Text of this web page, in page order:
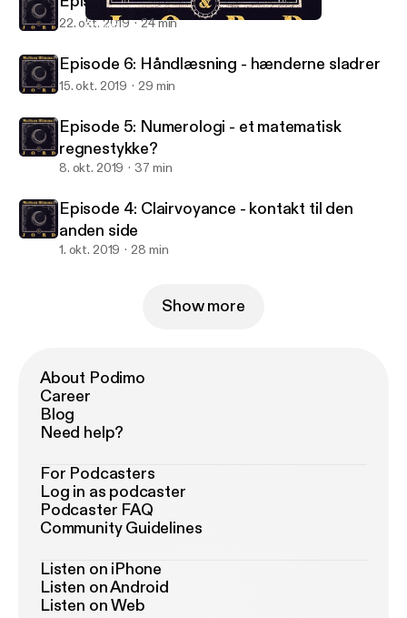
Episode 6: Håndlæsning - hænderne sladrer
22. okt. 2019 24 min
Episode 6: Håndlæsning - hænderne sladrer
15. okt. 2019 29 min
Episode 5: Numerologi - et matematisk
regnestykke?
8. okt. 2019 37 min
Episode 4: Clairvoyance - kontakt til den
anden side
1. okt. 2019 28 min
Show more
About Podimo
Career
Blog
Need help?
For Podcasters
Log in as podcaster
Podcaster FAQ
Community Guidelines
Listen on iPhone
Listen on Android
Listen on Web